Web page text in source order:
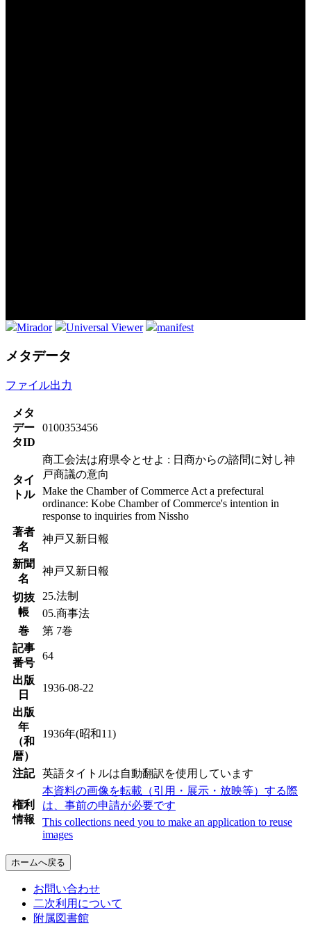
Mirador Universal Viewer manifest
メタデータ
ファイル出力
メタ
デー
タID
0100353456
タイ
トル
商工会法は府県令とせよ : 日商からの諮問に対し神
戸商議の意向
Make the Chamber of Commerce Act a prefectural
ordinance: Kobe Chamber of Commerce's intention in
response to inquiries from Nissho
著者
名
神戸又新日報
新聞
名
神戸又新日報
切抜
帳
25.法制
05.商事法
巻
第 7巻
記事
番号
64
出版
日
1936-08-22
出版
年
（和
暦）
1936年(昭和11)
注記 英語タイトルは自動翻訳を使用しています
権利
情報
本資料の画像を転載（引用・展示・放映等）する際
は、事前の申請が必要です
This collections need you to make an application to reuse
images
ホームへ戻る
お問い合わせ
二次利用について
附属図書館